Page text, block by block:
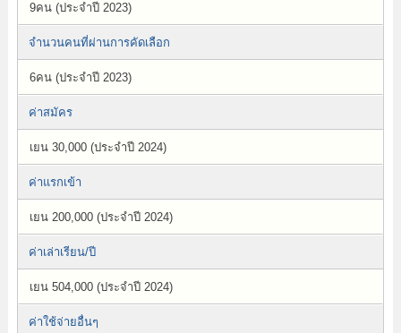
9คน (ประจำปี 2023)
จำนวนคนที่ผ่านการคัดเลือก
6คน (ประจำปี 2023)
ค่าสมัคร
เยน 30,000 (ประจำปี 2024)
ค่าแรกเข้า
เยน 200,000 (ประจำปี 2024)
ค่าเล่าเรียน/ปี
เยน 504,000 (ประจำปี 2024)
ค่าใช้จ่ายอื่นๆ